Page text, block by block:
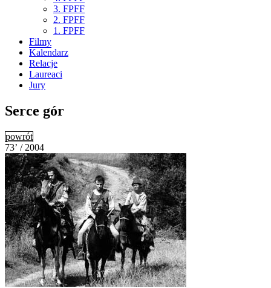
3. FPFF
2. FPFF
1. FPFF
Filmy
Kalendarz
Relacje
Laureaci
Jury
Serce gór
powrót
73’ / 2004